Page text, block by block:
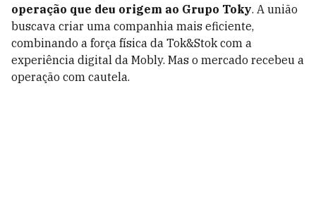
operação que deu origem ao Grupo Toky. A união
buscava criar uma companhia mais eficiente,
combinando a força física da Tok&Stok com a
experiência digital da Mobly. Mas o mercado recebeu a
operação com cautela.